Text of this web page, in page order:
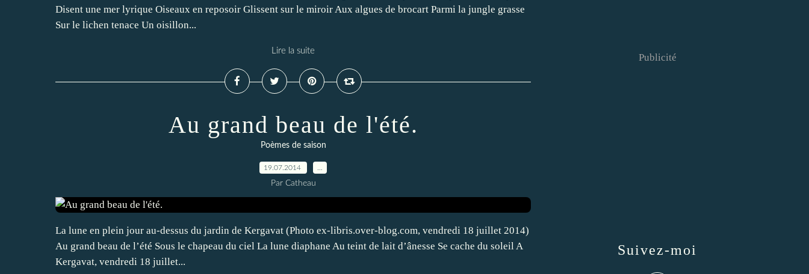
Disent une mer lyrique Oiseaux en reposoir Glissent sur le miroir Aux algues de brocart Parmi la jungle grasse
Sur le lichen tenace Un oisillon...
Lire la suite
Au grand beau de l'été.
Poèmes de saison
19.07.2014
Par Catheau
La lune en plein jour au-dessus du jardin de Kergavat (Photo ex-libris.over-blog.com, vendredi 18 juillet 2014)
Au grand beau de l’été Sous le chapeau du ciel La lune diaphane Au teint de lait d’ânesse Se cache du soleil A
Kergavat, vendredi 18 juillet...
Suivez-moi
Publicité